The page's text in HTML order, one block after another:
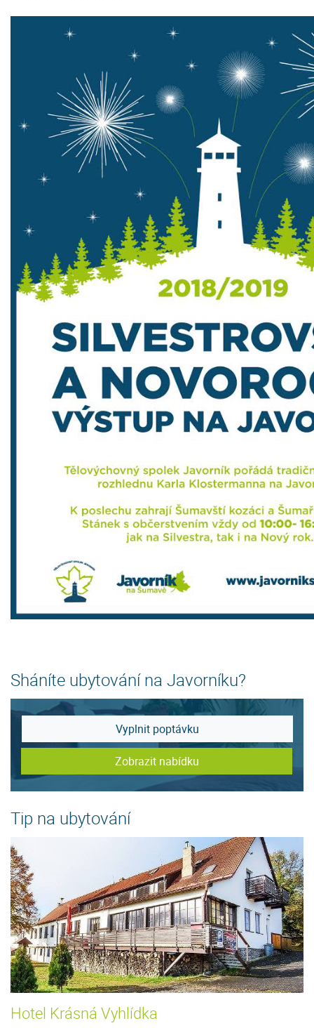
Sháníte ubytování na Javorníku?
Vyplnit poptávku
Zobrazit nabídku
Tip na ubytování
Hotel Krásná Vyhlídka